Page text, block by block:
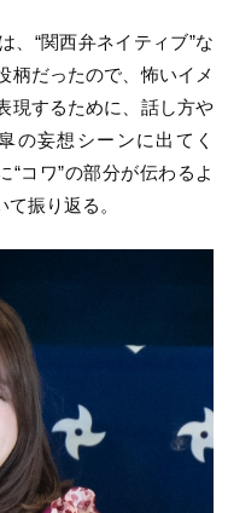
、“関西弁ネイティブ”な
柄だったので、怖いイメ
現するために、話し方や
の妄想シーンに出てく
“コワ”の部分が伝わるよ
振り返る。